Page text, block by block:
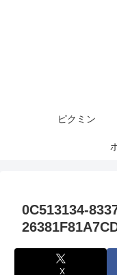
ピクミン
0C513134-
X